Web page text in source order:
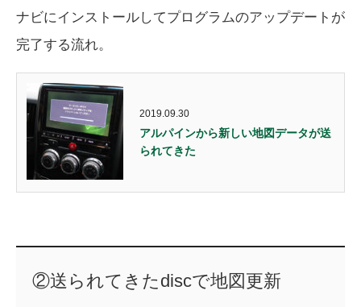
ナビにインストールしてプログラムのアップデートが
完了する流れ。
2019.09.30
アルパインから新しい地図データが送
られてきた
②送られてきたdiscで地図更新